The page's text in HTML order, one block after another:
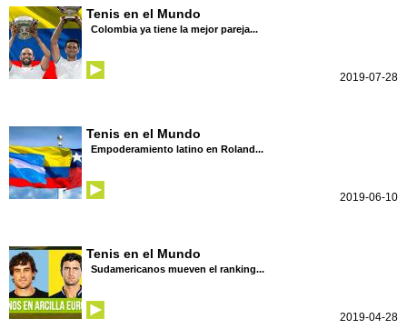
Tenis en el Mundo
Colombia ya tiene la mejor pareja...
2019-07-28
Tenis en el Mundo
Empoderamiento latino en Roland...
2019-06-10
Tenis en el Mundo
Sudamericanos mueven el ranking...
2019-04-28